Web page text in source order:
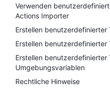
Verwenden
Actions Importer
Erstellen benutzerdefinierter
Erstellen benutzerdefinierter
Erstellen benutzerdefinierter
Umgebungsvariablen
Rechtliche Hinweise